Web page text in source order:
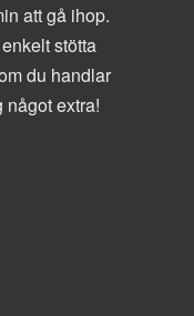
att gå ihop.
stötta
du handlar
något extra!